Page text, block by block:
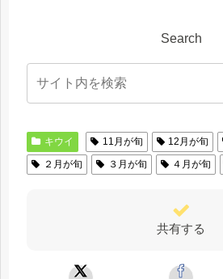
Search
キウイ 11月が旬 12月が旬
２月が旬
３月が旬 ４月が旬
共有する